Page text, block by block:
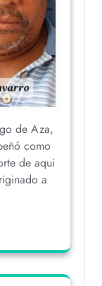
de Aza,
como
de aqui
a